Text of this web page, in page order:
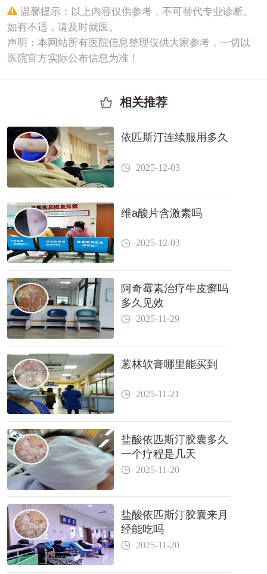
温馨提示：以上内容仅供参考，不可替代专业诊断。
如有不适，请及时就医。
声明：本网站所有医院信息整理仅供大家参考，一切以
医院官方实际公布信息为准！
相关推荐
依匹斯汀连续服用多久
2025-12-03
维a酸片含激素吗
2025-12-03
阿奇霉素治疗牛皮癣吗
多久见效
2025-11-29
蒽林软膏哪里能买到
2025-11-21
盐酸依匹斯汀胶囊多久
一个疗程是几天
2025-11-20
盐酸依匹斯汀胶囊来月
经能吃吗
2025-11-20